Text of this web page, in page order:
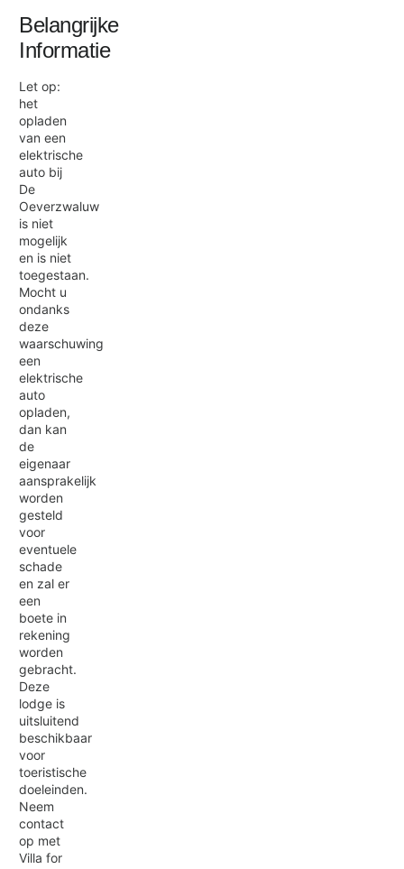
Belangrijke
Informatie
Let op:
het
opladen
van een
elektrische
auto bij
De
Oeverzwaluw
is niet
mogelijk
en is niet
toegestaan.
Mocht u
ondanks
deze
waarschuwing
een
elektrische
auto
opladen,
dan kan
de
eigenaar
aansprakelijk
worden
gesteld
voor
eventuele
schade
en zal er
een
boete in
rekening
worden
gebracht.
Deze
lodge is
uitsluitend
beschikbaar
voor
toeristische
doeleinden.
Neem
contact
op met
Villa for